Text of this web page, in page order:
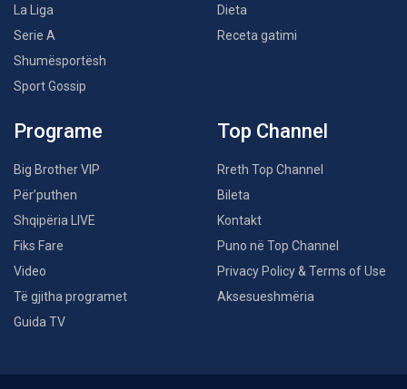
La Liga
Serie A
Shumësportësh
Sport Gossip
Dieta
Receta gatimi
Programe
Big Brother VIP
Për’puthen
Shqipëria LIVE
Fiks Fare
Video
Të gjitha programet
Guida TV
Top Channel
Rreth Top Channel
Bileta
Kontakt
Puno në Top Channel
Privacy Policy & Terms of Use
Aksesueshmëria